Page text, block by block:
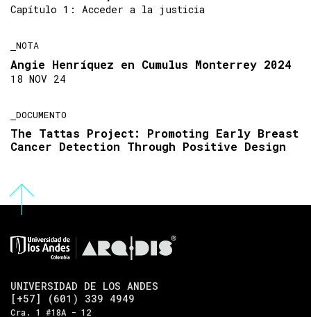
Capítulo 1: Acceder a la justicia
NOTA
Angie Henríquez en Cumulus Monterrey 2024
18 NOV 24
DOCUMENTO
The Tattas Project: Promoting Early Breast
Cancer Detection Through Positive Design
UNIVERSIDAD DE LOS ANDES
[+57] (601) 339 4949
Cra. 1 #18A - 12